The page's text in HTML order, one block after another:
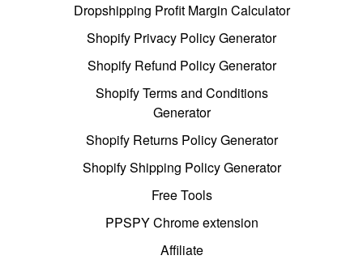
Dropshipping Profit Margin Calculator
Shopify Privacy Policy Generator
Shopify Refund Policy Generator
Shopify Terms and Conditions
Generator
Shopify Returns Policy Generator
Shopify Shipping Policy Generator
Free Tools
PPSPY Chrome extension
Affiliate